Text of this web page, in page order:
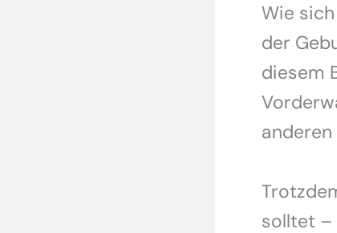
Wie
der
diesem
anderen
solltet –